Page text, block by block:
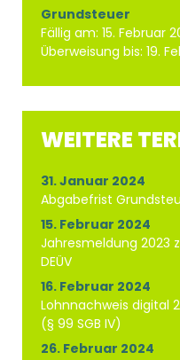
Grundsteuer
Fällig am: 15. Februar
Überweisung bis: 19.
WEITERE
31. Januar 2024
Abgabefrist
15. Februar 2024
Jahresmeldung 2023
DEÜV
16. Februar 2024
Lohnnachweis digital
(§ 99 SGB IV)
26. Februar 2024